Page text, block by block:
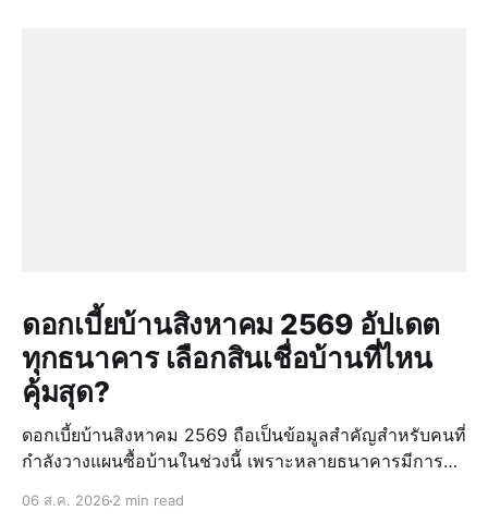
ดอกเบี้ยบ้านสิงหาคม 2569 อัปเดต
ทุกธนาคาร เลือกสินเชื่อบ้านที่ไหน
คุ้มสุด?
ดอกเบี้ยบ้านสิงหาคม 2569 ถือเป็นข้อมูลสำคัญสำหรับคนที่
กำลังวางแผนซื้อบ้านในช่วงนี้ เพราะหลายธนาคารมีการ
06 ส.ค. 2026 2 min read